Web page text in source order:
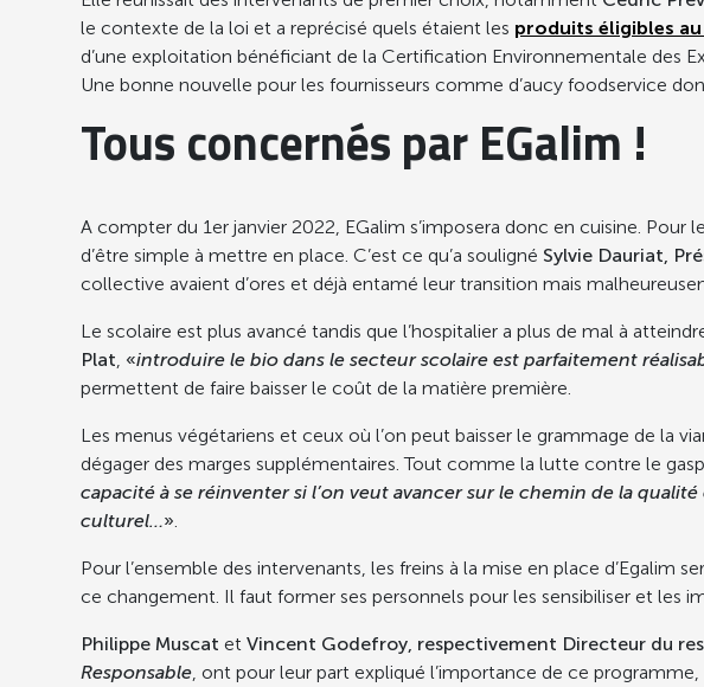
le contexte de la loi et a reprécisé quels étaient les produits éligibles
d’une exploitation bénéficiant de la Certification Environnementale des
Une bonne nouvelle pour les fournisseurs comme d’aucy foodservice
Tous concernés par EGalim !
A compter du 1er janvier 2022, EGalim s’imposera donc en cuisine.
d’être simple à mettre en place. C’est ce qu’a souligné Sylvie Dauriat,
collective avaient d’ores et déjà entamé leur transition mais
Le scolaire est plus avancé tandis que l’hospitalier a plus de mal à
Plat «introduire le bio dans le secteur scolaire est parfaitement
permettent de faire baisser le coût de la matière première.
Les menus végétariens et ceux où l’on peut baisser le grammage de la
dégager des marges supplémentaires. Tout comme la lutte contre le
capacité à se réinventer si l’on veut avancer sur le chemin de la
culturel…»
Pour l’ensemble des intervenants, les freins à la mise en place
ce changement. Il faut former ses personnels pour les sensibiliser et les
Philippe Muscat et Vincent Godefroy, respectivement Directeur du
Responsable , ont pour leur part expliqué l’importance de ce